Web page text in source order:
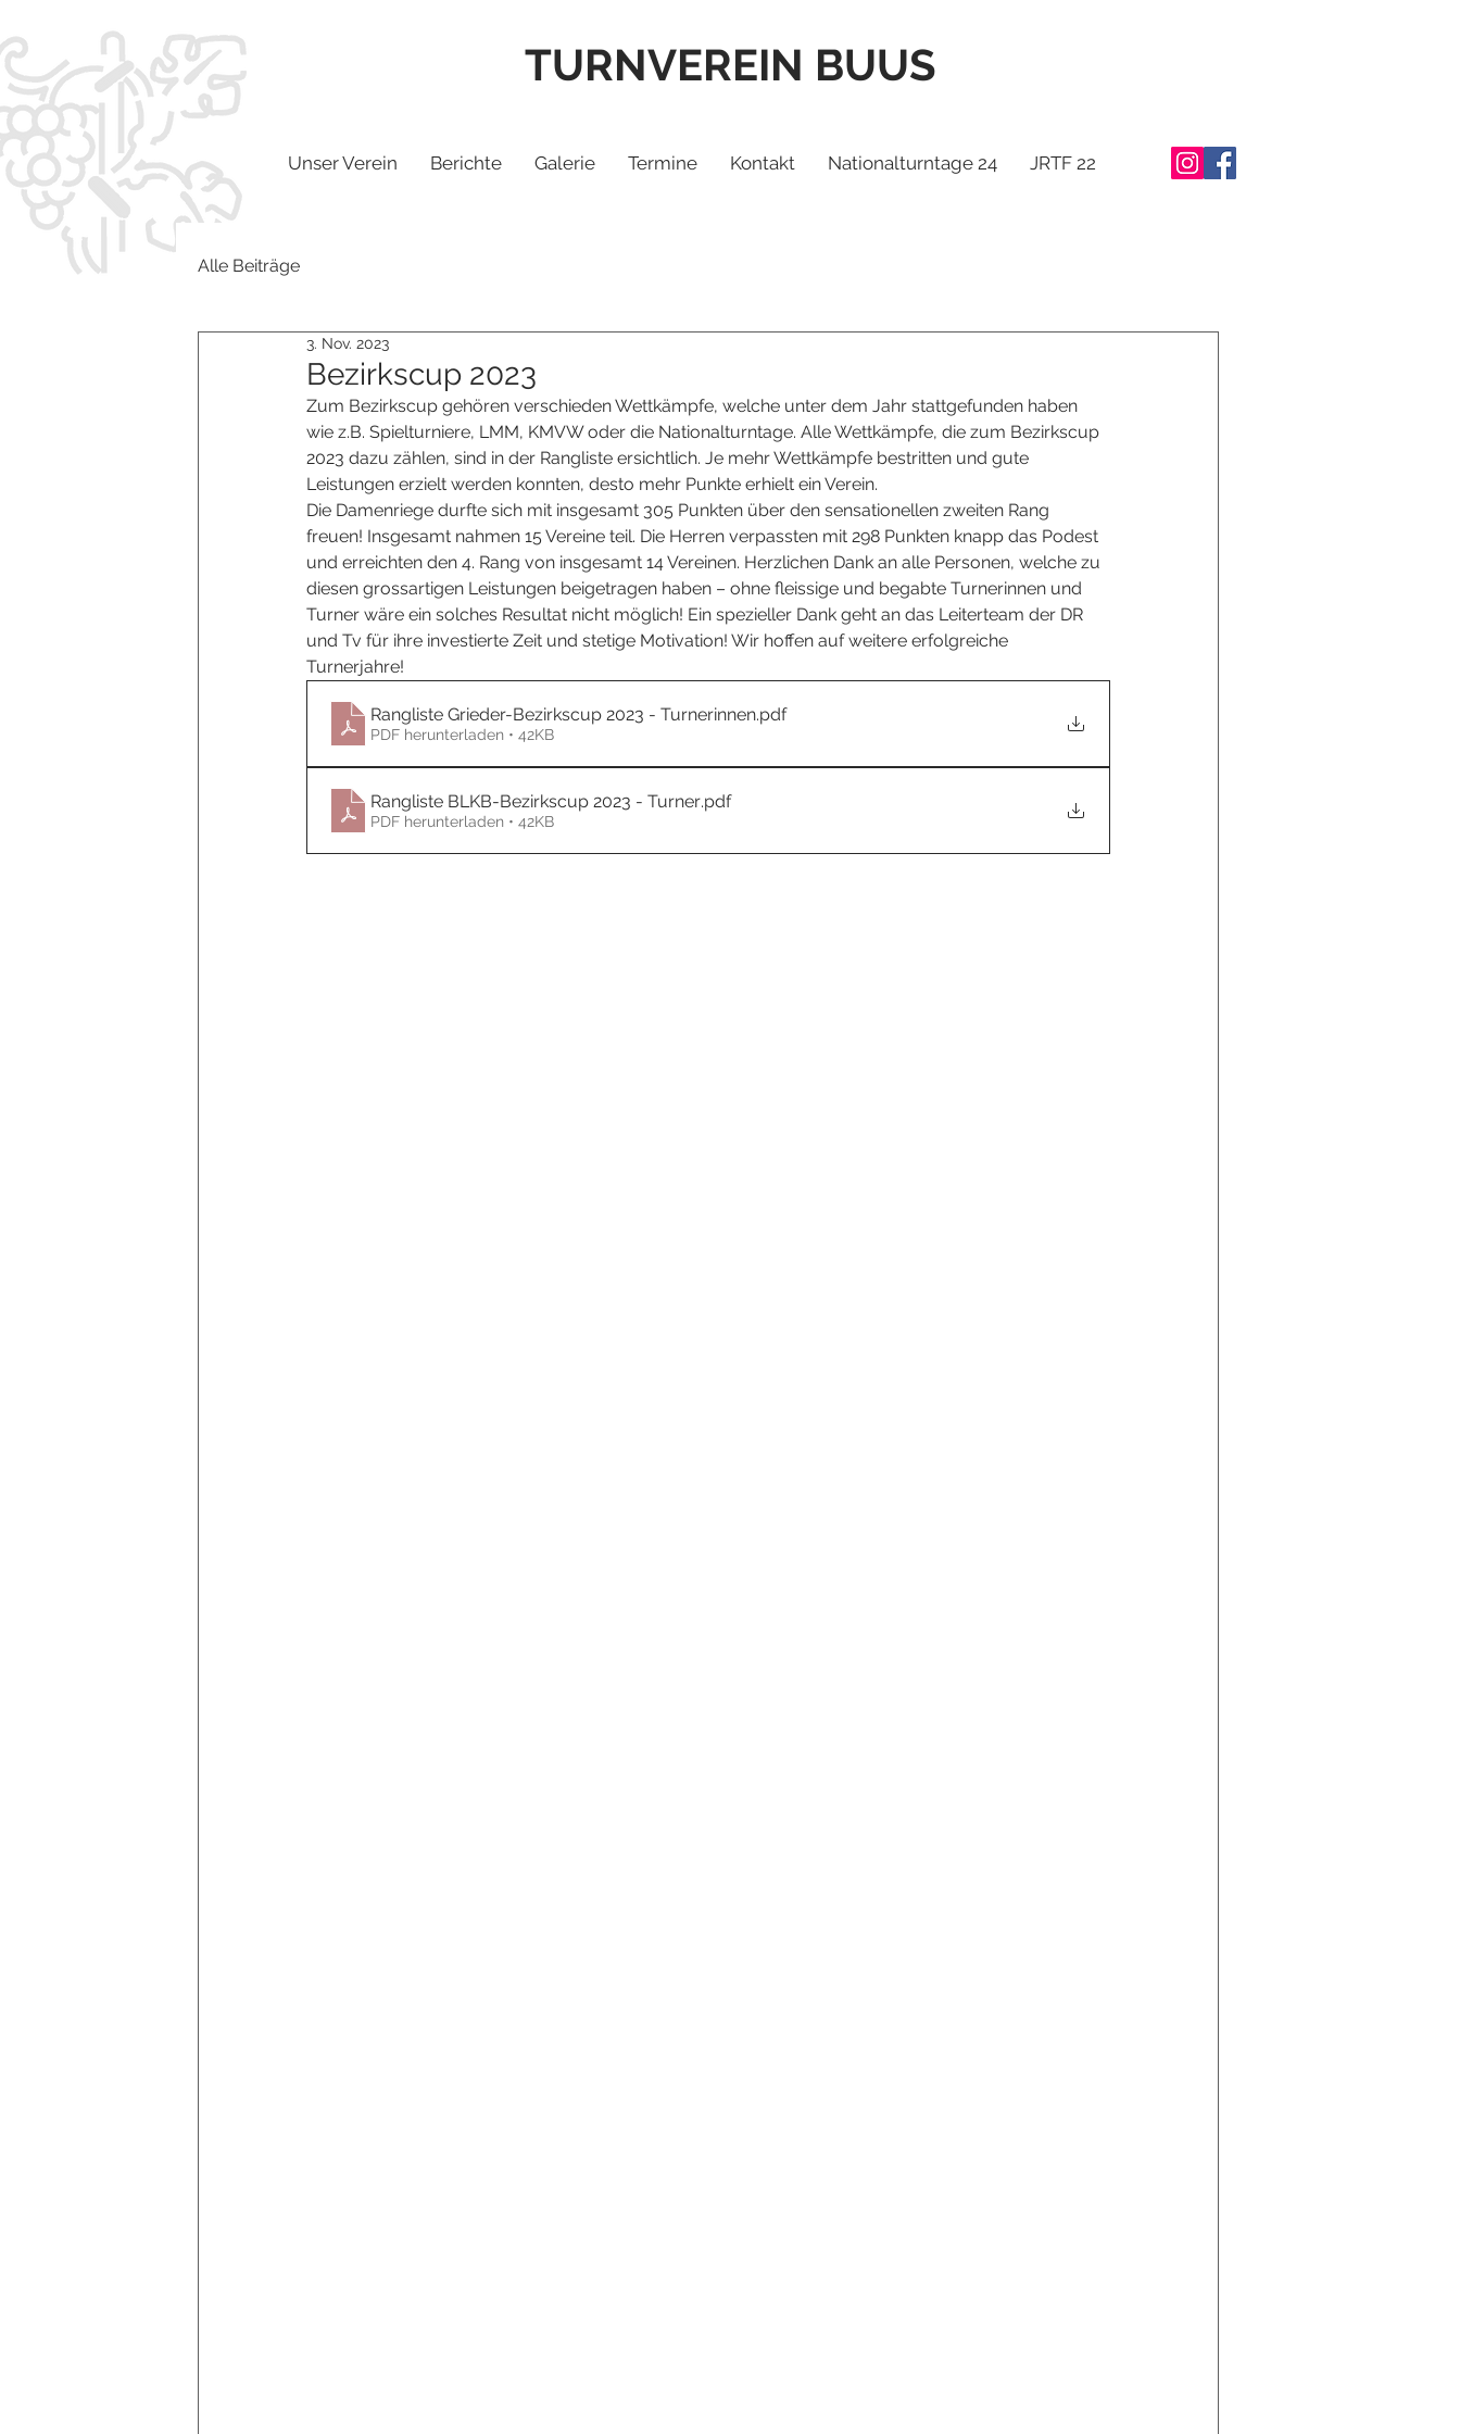
TURNVEREIN BUUS
Unser Verein Berichte Galerie Termine Kontakt Nationalturntage 24 JRTF 22
Alle Beiträge
Bezirkscup 2023
3. Nov. 2023
Zum Bezirkscup gehören verschieden Wettkämpfe, welche unter dem Jahr stattgefunden haben
wie z.B. Spielturniere, LMM, KMVW oder die Nationalturntage. Alle Wettkämpfe, die zum Bezirkscup
2023 dazu zählen, sind in der Rangliste ersichtlich. Je mehr Wettkämpfe bestritten und gute
Leistungen erzielt werden konnten, desto mehr Punkte erhielt ein Verein.
Die Damenriege durfte sich mit insgesamt 305 Punkten über den sensationellen zweiten Rang
freuen! Insgesamt nahmen 15 Vereine teil. Die Herren verpassten mit 298 Punkten knapp das Podest
und erreichten den 4. Rang von insgesamt 14 Vereinen. Herzlichen Dank an alle Personen, welche zu
diesen grossartigen Leistungen beigetragen haben – ohne fleissige und begabte Turnerinnen und
Turner wäre ein solches Resultat nicht möglich! Ein spezieller Dank geht an das Leiterteam der DR
und Tv für ihre investierte Zeit und stetige Motivation! Wir hoffen auf weitere erfolgreiche
Turnerjahre!
Rangliste Grieder-Bezirkscup 2023 - Turnerinnen.pdf
PDF herunterladen • 42KB
Rangliste BLKB-Bezirkscup 2023 - Turner.pdf
PDF herunterladen • 42KB